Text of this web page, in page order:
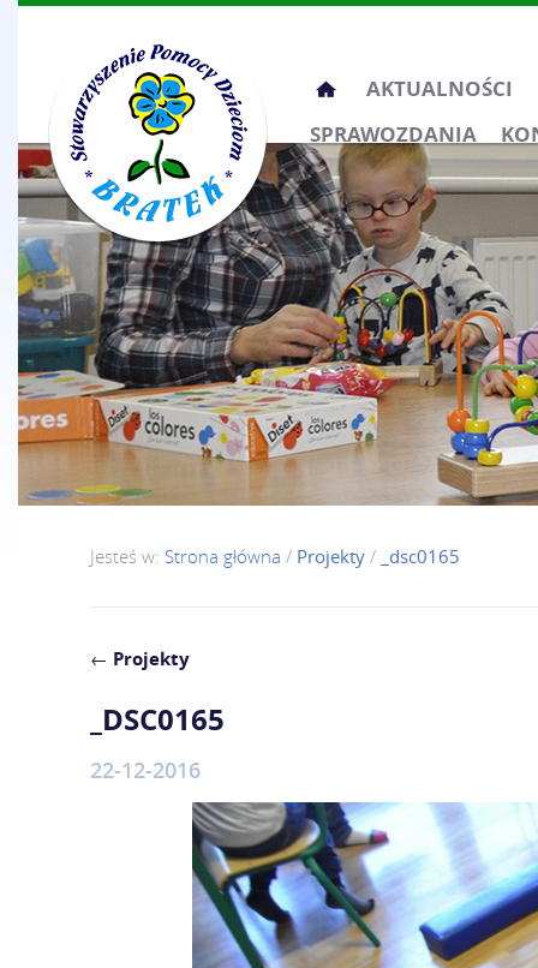
Przeskocz
do
treści
AKTUALNOŚCI
SPRAWOZDANIA
Jesteś w: Strona główna / Projekty / _dsc0165
← Projekty
_DSC0165
22-12-2016